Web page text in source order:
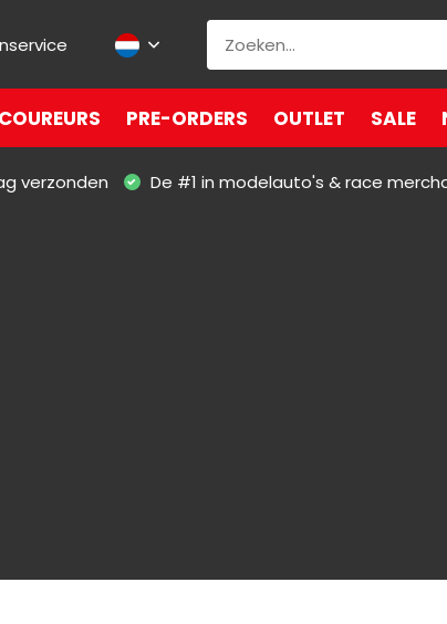
COUREURS PRE-ORDERS OUTLET SALE
verzonden De #1 in modelauto's & race